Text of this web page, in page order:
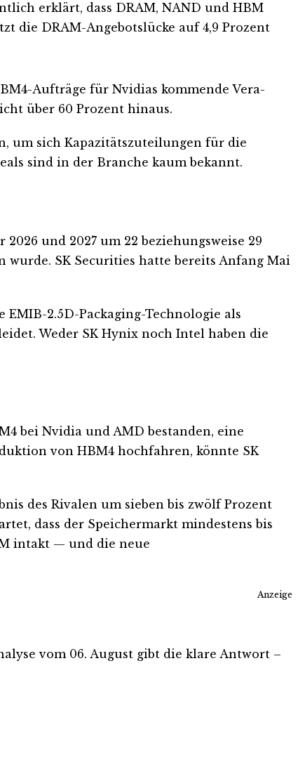
erklärt, dass DRAM, NAND und HBM
die DRAM-Angebotslücke auf 4,9 Prozent
Aufträge für Nvidias kommende Vera-
über 60 Prozent hinaus.
um sich Kapazitätszuteilungen für die
sind in der Branche kaum bekannt.
und 2027 um 22 beziehungsweise 29
SK Securities hatte bereits Anfang Mai
2.5D-Packaging-Technologie als
Weder SK Hynix noch Intel haben die
bei Nvidia und AMD bestanden, eine
von HBM4 hochfahren, könnte SK
des Rivalen um sieben bis zwölf Prozent
dass der Speichermarkt mindestens bis
intakt — und die neue
Anzeige
vom 06. August gibt die klare Antwort –